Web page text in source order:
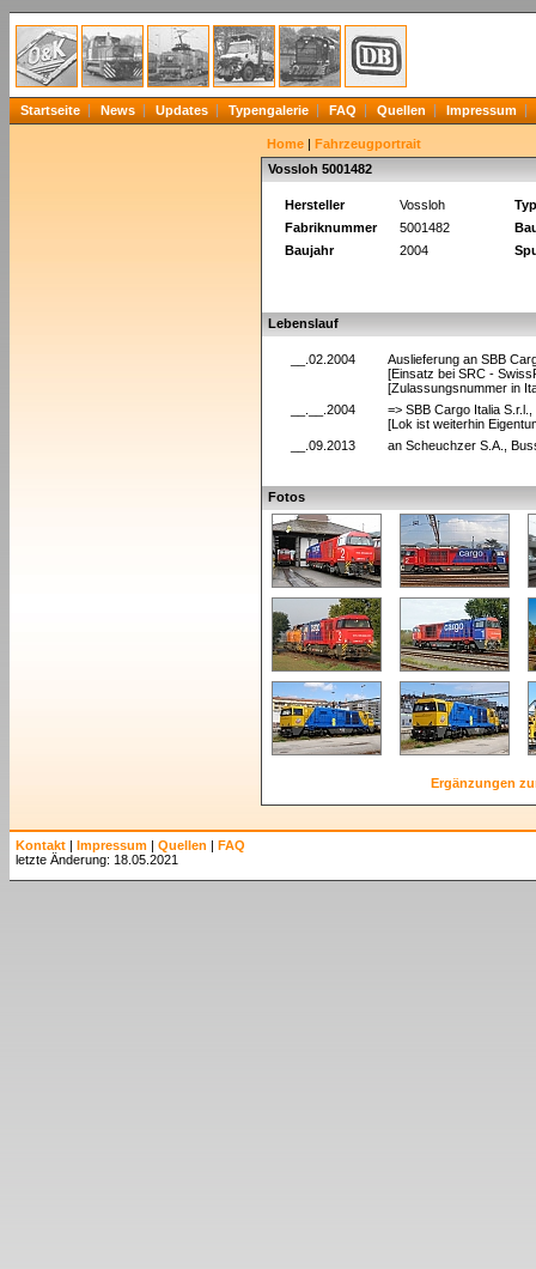
Startseite News Updates Typengalerie FAQ Quellen Impressum
Home | Fahrzeugportrait
Vossloh 5001482
Hersteller Vossloh
Typ
Fabriknummer
5001482
Baujahr
2004
Lebenslauf
__.02.2004
Auslieferung an SBB
[Einsatz bei SRC -
[Zulassungsnummer in
__.__.2004
=> SBB Cargo Italia
[Lok ist weiterhin
__.09.2013
an Scheuchzer S.A.,
Fotos
Ergänzungen
Kontakt | Impressum | Quellen | FAQ
letzte Änderung: 18.05.2021